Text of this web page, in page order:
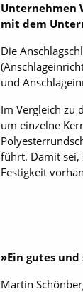
Unternehmen
mit dem
Die
und
Im Vergleich zu
um einzelne
führt. Damit sei,
Festigkeit
»Ein gutes
Martin